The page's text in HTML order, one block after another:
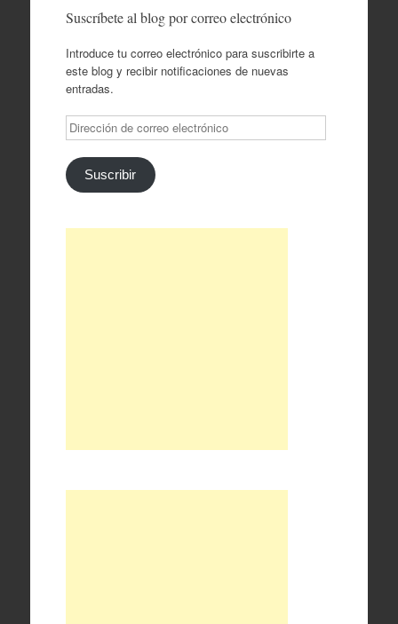
Suscríbete al blog por correo electrónico
Introduce tu correo electrónico para suscribirte a
este blog y recibir notificaciones de nuevas
entradas.
Dirección
de
correo
electrónico
Suscribir